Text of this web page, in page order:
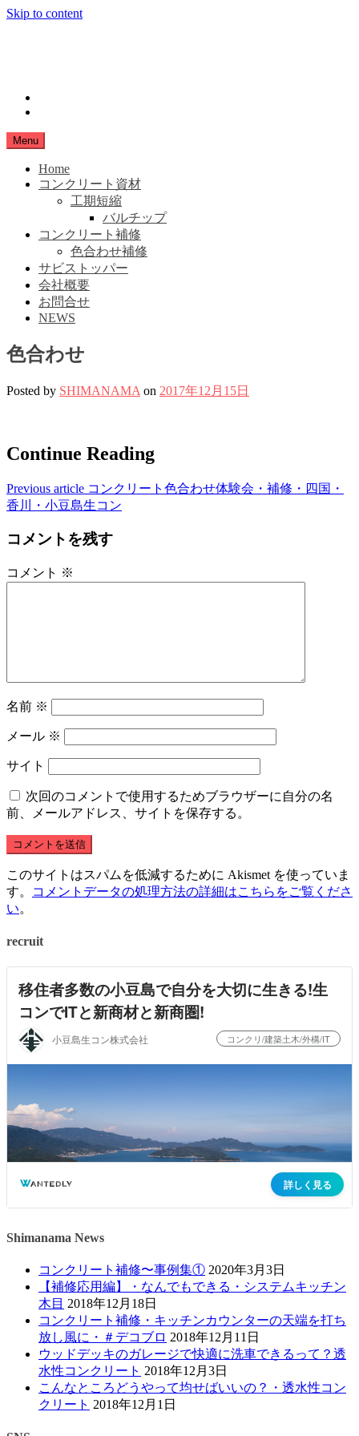
Skip to content
Menu
Home
コンクリート資材
工期短縮
バルチップ
コンクリート補修
色合わせ補修
サビストッパー
会社概要
お問合せ
NEWS
色合わせ
Posted by SHIMANAMA on 2017年12月15日
Continue Reading
Previous article コンクリート色合わせ体験会・補修・四国・
香川・小豆島生コン
コメントを残す
コメント ※
名前 ※
メール ※
サイト
次回のコメントで使用するためブラウザーに自分の名
前、メールアドレス、サイトを保存する。
このサイトはスパムを低減するために Akismet を使っていま
す。
コメントデータの処理方法の詳細はこちらをご覧くださ
い。
recruit
Shimanama News
コンクリート補修〜事例集① 2020年3月3日
【補修応用編】・なんでもできる・システムキッチン
木目 2018年12月18日
コンクリート補修・キッチンカウンターの天端を打ち
放し風に・＃デコブロ 2018年12月11日
ウッドデッキのガレージで快適に洗車できるって？透
水性コンクリート 2018年12月3日
こんなところどうやって均せばいいの？・透水性コン
クリート 2018年12月1日